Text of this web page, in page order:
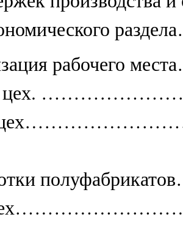
цех.